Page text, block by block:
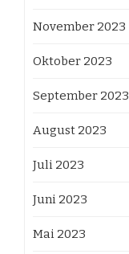
November 2023
Oktober 2023
September 2023
August 2023
Juli 2023
Juni 2023
Mai 2023